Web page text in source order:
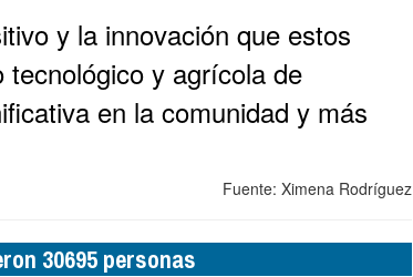
y la innovación que estos
y agrícola de
en la comunidad y más
Fuente: Ximena Rodríguez
30695 personas